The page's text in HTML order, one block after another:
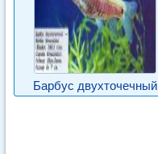
Барбус двухточечный